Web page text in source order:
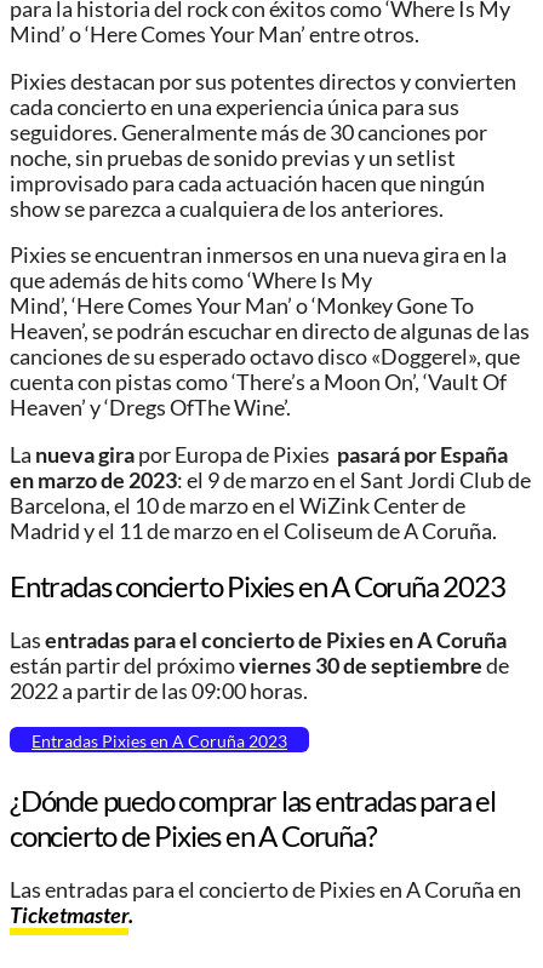
para la historia del rock con éxitos como ‘Where Is My
Mind’ o ‘Here Comes Your Man’ entre otros.
Pixies destacan por sus potentes directos y convierten
cada concierto en una experiencia única para sus
seguidores. Generalmente más de 30 canciones por
noche, sin pruebas de sonido previas y un setlist
improvisado para cada actuación hacen que ningún
show se parezca a cualquiera de los anteriores.
Pixies se encuentran inmersos en una nueva gira en la
que además de hits como ‘Where Is My
Mind’, ‘Here Comes Your Man’ o ‘Monkey Gone To
Heaven’, se podrán escuchar en directo de algunas de las
canciones de su esperado octavo disco «Doggerel», que
cuenta con pistas como ‘There’s a Moon On’, ‘Vault Of
Heaven’ y ‘Dregs OfThe Wine’.
La nueva girapor Europa de Pixies pasará por España
en marzo de 2023: el 9 de marzo en el Sant Jordi Club de
Barcelona, el 10 de marzo en el WiZink Center de
Madrid y el 11 de marzo en el Coliseum de A Coruña.
Entradas concierto Pixies en A Coruña 2023
Lasentradas para el concierto de Pixies en A Coruña
están partir del próximoviernes 30 de septiembrede
2022 a partir de las 09:00 horas.
Entradas Pixies en A Coruña 2023
¿Dónde puedo comprar las entradas para el
concierto de Pixies en A Coruña?
Las entradas para el concierto de Pixies en A Coruña en
Ticketmaster.